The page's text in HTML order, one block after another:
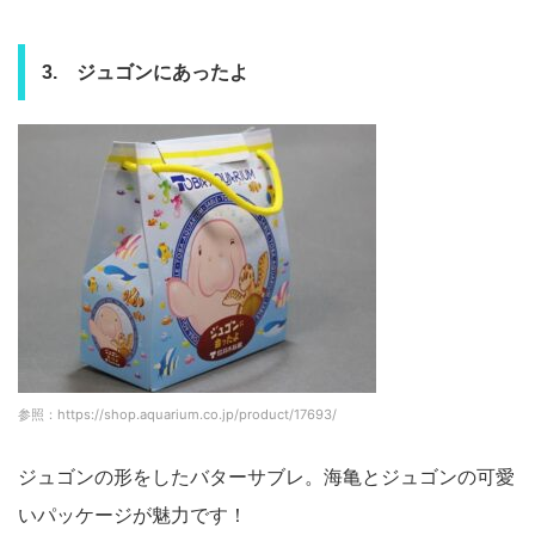
3. ジュゴンにあったよ
参照：https://shop.aquarium.co.jp/product/17693/
ジュゴンの形をしたバターサブレ。海亀とジュゴンの可愛
いパッケージが魅力です！